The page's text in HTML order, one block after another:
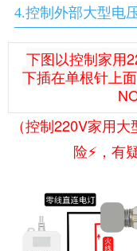
4.控制外部大型电
下图以控制家用
下插在单根针上
（控制220V家用
险⚡️，有